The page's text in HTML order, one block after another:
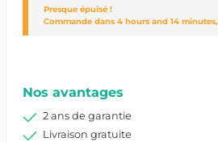
Presque épuisé !
Commande dans4 hours and 14 minutes
Nos avantages
2 ans de garantie
Livraison gratuite